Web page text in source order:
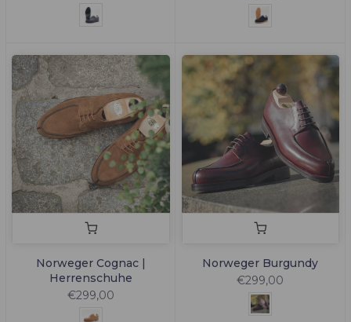
Norweger Cognac |
Herrenschuhe
€299,00
Norweger Burgundy
€299,00